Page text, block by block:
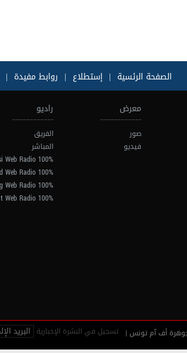
الصفحة الرئسية | إستطلاع | روابط مفيدة |
معرض
صور
فيديو
راديو
الفريق
المباشر
100% Tounsi Web Radio
100% Gold Web Radio
100% Clubbing Web Radio
100% Hit Web Radio
تسجيل في النشرة الإخبارية